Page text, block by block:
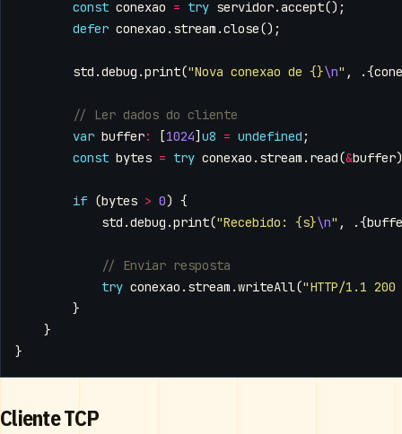
const conexao = try servidor.accept();
defer conexao . stream .close();
std .debug .print("Nova conexao de {}\n" , .{
var buffer: [1024] u8 = undefined ;
const bytes = try conexao . stream . read(&buffer
if (bytes > 0) {
std .debug .print("Recebido: {s}\n" , .{
try conexao . stream .writeAll("HTTP/1.1 200
}
}
}
Cliente TCP